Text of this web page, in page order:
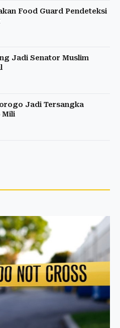
Food Guard Pendeteksi
Jadi Senator Muslim
Jadi Tersangka
Mili